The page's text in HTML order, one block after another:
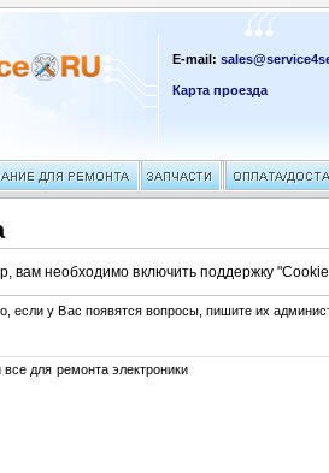
E-mail:
Карта проезда
вам необходимо включить поддержку
если у Вас появятся вопросы, пишите их
для ремонта электроники